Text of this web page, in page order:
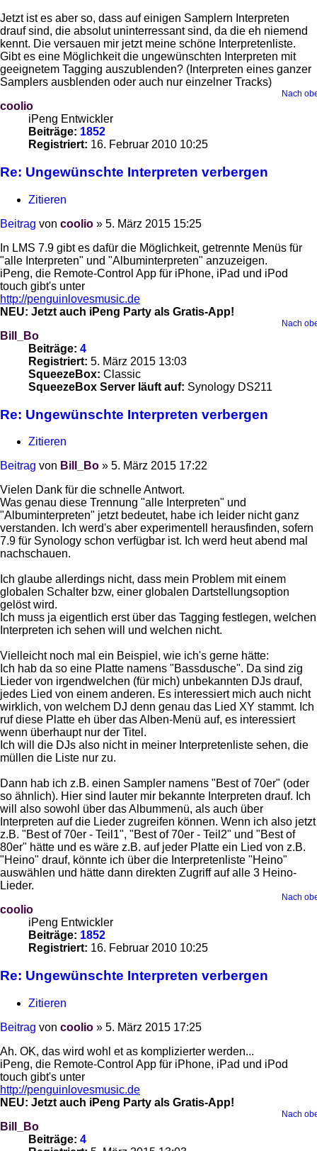
Jetzt ist es aber so, dass auf einigen Samplern Interpreten
drauf sind, die absolut uninterressant sind, da die eh niemend
kennt. Die versauen mir jetzt meine schöne Interpretenliste.
Gibt es eine Möglichkeit die ungewünschten Interpreten mit
geeignetem Tagging auszublenden? (Interpreten eines ganzer
Samplers ausblenden oder auch nur einzelner Tracks)
Nach
coolio
iPeng Entwickler
Beiträge: 1852
Registriert: 16. Februar 2010 10:25
Re: Ungewünschte Interpreten verbergen
Zitieren
Beitrag von coolio » 5. März 2015 15:25
In LMS 7.9 gibt es dafür die Möglichkeit, getrennte Menüs für
"alle Interpreten" und "Albuminterpreten" anzuzeigen.
iPeng, die Remote-Control App für iPhone, iPad und iPod
touch gibt's unter
http://penguinlovesmusic.de
NEU: Jetzt auch iPeng Party als Gratis-App!
Nach
Bill_Bo
Beiträge: 4
Registriert: 5. März 2015 13:03
SqueezeBox: Classic
SqueezeBox Server läuft auf: Synology DS211
Re: Ungewünschte Interpreten verbergen
Zitieren
Beitrag von Bill_Bo » 5. März 2015 17:22
Vielen Dank für die schnelle Antwort.
Was genau diese Trennung "alle Interpreten" und
"Albuminterpreten" jetzt bedeutet, habe ich leider nicht ganz
verstanden. Ich werd's aber experimentell herausfinden, sofern
7.9 für Synology schon verfügbar ist. Ich werd heut abend mal
nachschauen.
Ich glaube allerdings nicht, dass mein Problem mit einem
globalen Schalter bzw, einer globalen Dartstellungsoption
gelöst wird.
Ich muss ja eigentlich erst über das Tagging festlegen, welchen
Interpreten ich sehen will und welchen nicht.
Vielleicht noch mal ein Beispiel, wie ich's gerne hätte:
Ich hab da so eine Platte namens "Bassdusche". Da sind zig
Lieder von irgendwelchen (für mich) unbekannten DJs drauf,
jedes Lied von einem anderen. Es interessiert mich auch nicht
wirklich, von welchem DJ denn genau das Lied XY stammt. Ich
ruf diese Platte eh über das Alben-Menü auf, es interessiert
wenn überhaupt nur der Titel.
Ich will die DJs also nicht in meiner Interpretenliste sehen, die
müllen die Liste nur zu.
Dann hab ich z.B. einen Sampler namens "Best of 70er" (oder
so ähnlich). Hier sind lauter mir bekannte Interpreten drauf. Ich
will also sowohl über das Albummenü, als auch über
Interpreten auf die Lieder zugreifen können. Wenn ich also jetzt
z.B. "Best of 70er - Teil1", "Best of 70er - Teil2" und "Best of
80er" hätte und es wäre z.B. auf jeder Platte ein Lied von z.B.
"Heino" drauf, könnte ich über die Interpretenliste "Heino"
auswählen und hätte dann direkten Zugriff auf alle 3 Heino-
Lieder.
Nach
coolio
iPeng Entwickler
Beiträge: 1852
Registriert: 16. Februar 2010 10:25
Re: Ungewünschte Interpreten verbergen
Zitieren
Beitrag von coolio » 5. März 2015 17:25
Ah. OK, das wird wohl et as komplizierter werden...
iPeng, die Remote-Control App für iPhone, iPad und iPod
touch gibt's unter
http://penguinlovesmusic.de
NEU: Jetzt auch iPeng Party als Gratis-App!
Nach
Bill_Bo
Beiträge: 4